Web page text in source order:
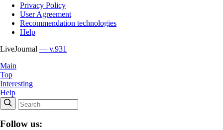
Privacy Policy
User Agreement
Recommendation technologies
Help
LiveJournal — v.931
Main
Top
Interesting
Help
Follow us: